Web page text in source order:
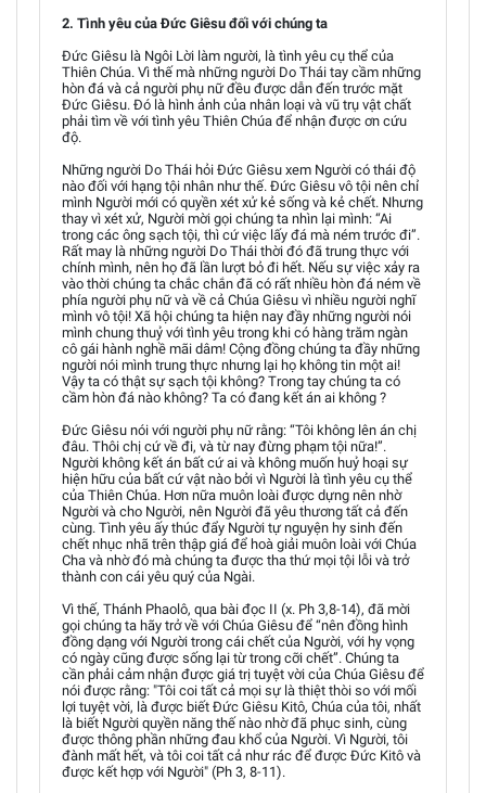
2. Tình yêu của Đức Giêsu đối với chúng ta
Đức Giêsu là Ngôi Lời làm người, là tình yêu cụ thể của
Thiên Chúa. Vì thế mà những người Do Thái tay cầm những
hòn đá và cả người phụ nữ đều được dẫn đến trước mặt
Đức Giêsu. Đó là hình ảnh của nhân loại và vũ trụ vật chất
phải tìm về với tình yêu Thiên Chúa để nhận được ơn cứu
độ.
Những người Do Thái hỏi Đức Giêsu xem Người có thái độ
nào đối với hạng tội nhân như thế. Đức Giêsu vô tội nên chỉ
mình Người mới có quyền xét xử kẻ sống và kẻ chết. Nhưng
thay vì xét xử, Người mời gọi chúng ta nhìn lại mình: “Ai
trong các ông sạch tội, thì cứ việc lấy đá mà ném trước đi”.
Rất may là những người Do Thái thời đó đã trung thực với
chính mình, nên họ đã lần lượt bỏ đi hết. Nếu sự việc xảy ra
vào thời chúng ta chắc chắn đã có rất nhiều hòn đá ném về
phía người phụ nữ và về cả Chúa Giêsu vì nhiều người nghĩ
mình vô tội! Xã hội chúng ta hiện nay đầy những người nói
mình chung thuỷ với tình yêu trong khi có hàng trăm ngàn
cô gái hành nghề mãi dâm! Cộng đồng chúng ta đầy những
người nói mình trung thực nhưng lại họ không tin một ai!
Vậy ta có thật sự sạch tội không? Trong tay chúng ta có
cầm hòn đá nào không? Ta có đang kết án ai không ?
Đức Giêsu nói với người phụ nữ rằng: “Tôi không lên án chị
đâu. Thôi chị cứ về đi, và từ nay đừng phạm tội nữa!”.
Người không kết án bất cứ ai và không muốn huỷ hoại sự
hiện hữu của bất cứ vật nào bởi vì Người là tình yêu cụ thể
của Thiên Chúa. Hơn nữa muôn loài được dựng nên nhờ
Người và cho Người, nên Người đã yêu thương tất cả đến
cùng. Tình yêu ấy thúc đẩy Người tự nguyện hy sinh đến
chết nhục nhã trên thập giá để hoà giải muôn loài với Chúa
Cha và nhờ đó mà chúng ta được tha thứ mọi tội lỗi và trở
thành con cái yêu quý của Ngài.
Vì thế, Thánh Phaolô, qua bài đọc II (x. Ph 3,8-14), đã mời
gọi chúng ta hãy trở về với Chúa Giêsu để “nên đồng hình
đồng dạng với Người trong cái chết của Người, với hy vọng
có ngày cũng được sống lại từ trong cỡi chết”. Chúng ta
cần phải cảm nhận được giá trị tuyệt vời của Chúa Giêsu để
nói được rằng: "Tôi coi tất cả mọi sự là thiệt thòi so với mối
lợi tuyệt vời, là được biết Đức Giêsu Kitô, Chúa của tôi, nhất
là biết Người quyền năng thế nào nhờ đã phục sinh, cùng
được thông phần những đau khổ của Người. Vì Người, tôi
đành mất hết, và tôi coi tất cả như rác để được Đức Kitô và
được kết hợp với Người" (Ph 3, 8-11).